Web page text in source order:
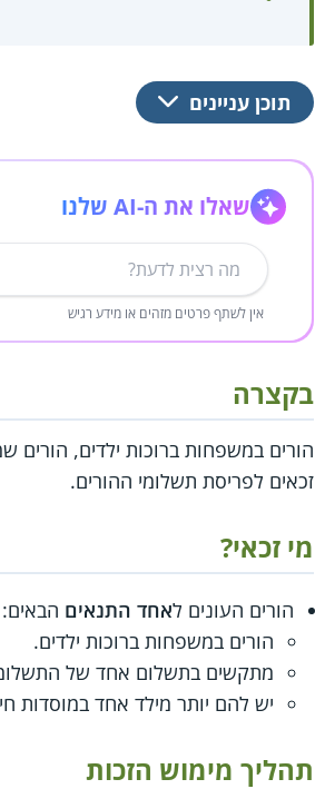
תוכן עניינים
שאלו את ה-AI שלנו
אין לשתף פרטים מזהים או מידע רגיש
בקצרה
הורים במשפחות ברוכות ילדים, הורים
זכאים לפריסת תשלומי ההורים.
מי זכאי?
הורים העונים לאחד התנאים הבאים:
הורים במשפחות ברוכות ילדים.
מתקשים בתשלום אחד של
יש להם יותר מילד אחד במוסדות
תהליך מימוש הזכות